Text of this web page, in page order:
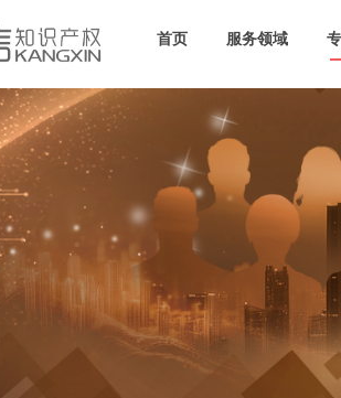
首页 服务领域